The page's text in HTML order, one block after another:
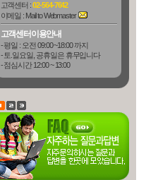
고객센터 :02-564-7642
이메일 : Mail to Webmaster
고객센터이용안내
- 평일 : 오전 09:00 ~18:00 까지
- 토.일요일, 공휴일은 휴무입니다
- 점심시간 12:00 ~ 13:00